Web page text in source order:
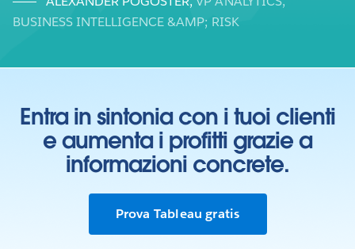
BUSINESS INTELLIGENCE &AMP; RISK
Entra in sintonia con i tuoi clienti
e aumenta i profitti grazie a
informazioni concrete.
Prova Tableau gratis